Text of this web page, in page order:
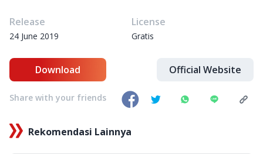
Release
24 June 2019
License
Gratis
Download Official Website
Share with your friends
Rekomendasi Lainnya